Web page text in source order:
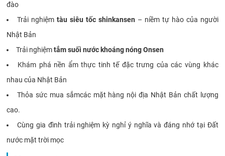
đào
Trải nghiệmtàu siêu tốc shinkansen – niềm tự hào của người
Nhật Bản
Trải nghiệmtắm suối nước khoáng nóng Onsen
Khám phá nền ẩm thực tinh tế đặc trưng của các vùng khác
nhau của Nhật Bản
Thỏa sức mua sắmcác mặt hàng nội địa Nhật Bản chất lượng
cao.
Cùng gia đình trải nghiệm kỳ nghỉ ý nghĩa và đáng nhớ tại Đất
nước mặt trời mọc